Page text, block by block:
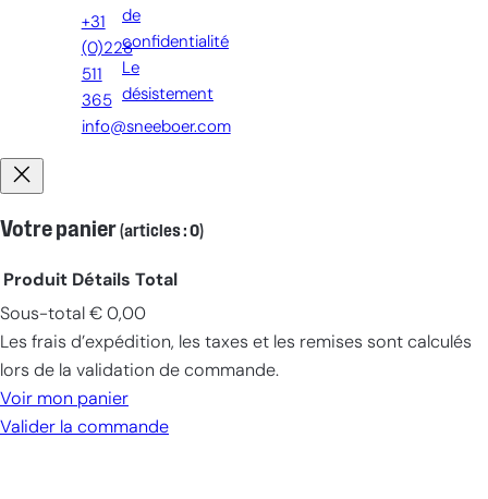
+31
(0)228
511
365
info@sneeboer.com
de
confidentialité
Le
désistement
Votre panier(articles : 0)
Produits
dans
le
panier
Produit Détails Total
Sous-total € 0,00
Les frais d’expédition, les taxes et les remises sont calculés
lors de la validation de commande.
Voir mon panier
Valider la commande